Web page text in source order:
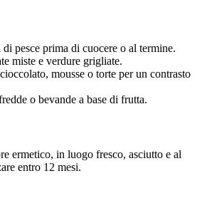
pesce prima di cuocere o al termine.
miste e verdure grigliate.
mousse o torte per un contrasto
o bevande a base di frutta.
ermetico, in luogo fresco, asciutto e al
entro 12 mesi.